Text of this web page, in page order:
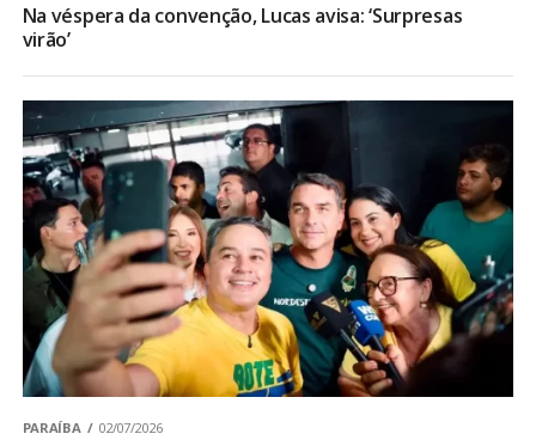
Na véspera da convenção, Lucas avisa: ‘Surpresas
virão’
PARAÍBA 02/07/2026